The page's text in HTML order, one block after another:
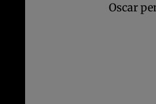
Oscar